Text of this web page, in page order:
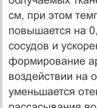
см, при этом
повышается на
сосудов и
формирование
воздействии на
уменьшается